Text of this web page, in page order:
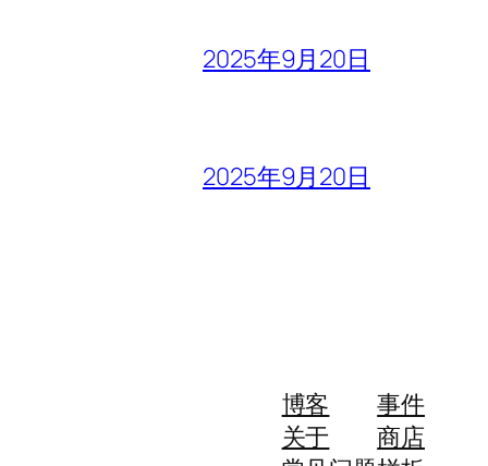
2025年9月20日
2025年9月20日
博客
关于
事件
商店